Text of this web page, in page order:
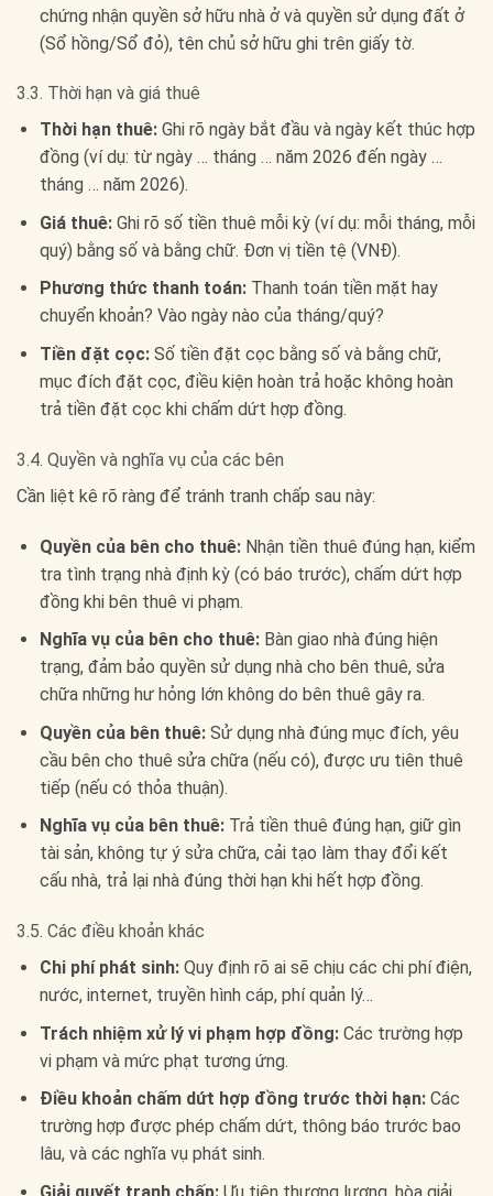
chứng nhận quyền sở hữu nhà ở và quyền sử dụng đất ở
(Sổ hồng/Sổ đỏ), tên chủ sở hữu ghi trên giấy tờ.
3.3. Thời hạn và giá thuê
Thời hạn thuê:Ghi rõ ngày bắt đầu và ngày kết thúc hợp
đồng (ví dụ: từ ngày … tháng … năm 2026 đến ngày …
tháng … năm 2026).
Giá thuê:Ghi rõ số tiền thuê mỗi kỳ (ví dụ: mỗi tháng, mỗi
quý) bằng số và bằng chữ. Đơn vị tiền tệ (VNĐ).
Phương thức thanh toán:Thanh toán tiền mặt hay
chuyển khoản? Vào ngày nào của tháng/quý?
Tiền đặt cọc:Số tiền đặt cọc bằng số và bằng chữ,
mục đích đặt cọc, điều kiện hoàn trả hoặc không hoàn
trả tiền đặt cọc khi chấm dứt hợp đồng.
3.4. Quyền và nghĩa vụ của các bên
Cần liệt kê rõ ràng để tránh tranh chấp sau này:
Quyền của bên cho thuê:Nhận tiền thuê đúng hạn, kiểm
tra tình trạng nhà định kỳ (có báo trước), chấm dứt hợp
đồng khi bên thuê vi phạm.
Nghĩa vụ của bên cho thuê:Bàn giao nhà đúng hiện
trạng, đảm bảo quyền sử dụng nhà cho bên thuê, sửa
chữa những hư hỏng lớn không do bên thuê gây ra.
Quyền của bên thuê:Sử dụng nhà đúng mục đích, yêu
cầu bên cho thuê sửa chữa (nếu có), được ưu tiên thuê
tiếp (nếu có thỏa thuận).
Nghĩa vụ của bên thuê:Trả tiền thuê đúng hạn, giữ gìn
tài sản, không tự ý sửa chữa, cải tạo làm thay đổi kết
cấu nhà, trả lại nhà đúng thời hạn khi hết hợp đồng.
3.5. Các điều khoản khác
Chi phí phát sinh:Quy định rõ ai sẽ chịu các chi phí điện,
nước, internet, truyền hình cáp, phí quản lý…
Trách nhiệm xử lý vi phạm hợp đồng:Các trường hợp
vi phạm và mức phạt tương ứng.
Điều khoản chấm dứt hợp đồng trước thời hạn:Các
trường hợp được phép chấm dứt, thông báo trước bao
lâu, và các nghĩa vụ phát sinh.